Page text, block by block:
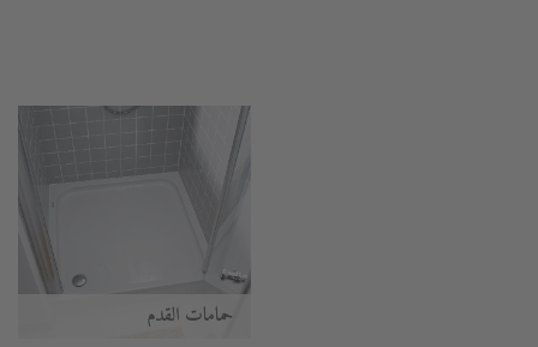
حمامات القدم